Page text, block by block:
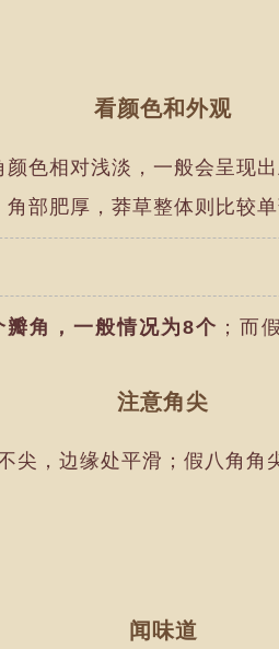
看颜色和外观
色相对浅淡，一般会呈现
角部肥厚，莽草整体则比较单
角，一般情况为8个 ；而
注意角尖
尖，边缘处平滑；假八角角
闻味道